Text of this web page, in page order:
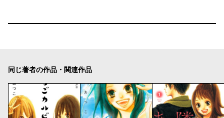
同じ著者の作品・関連作品